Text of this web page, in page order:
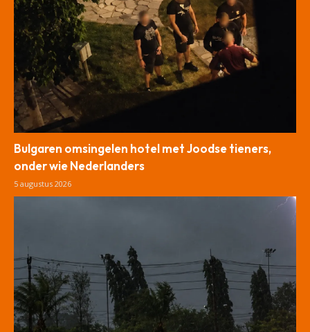
Bulgaren omsingelen hotel met Joodse tieners,
onder wie Nederlanders
5 augustus 2026